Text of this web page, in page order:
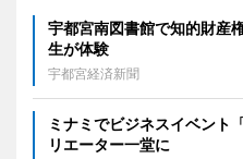
宇都宮南図書館で知的財
生が体験
宇都宮経済新聞
ミナミでビジネスイベン
リエーター一堂に